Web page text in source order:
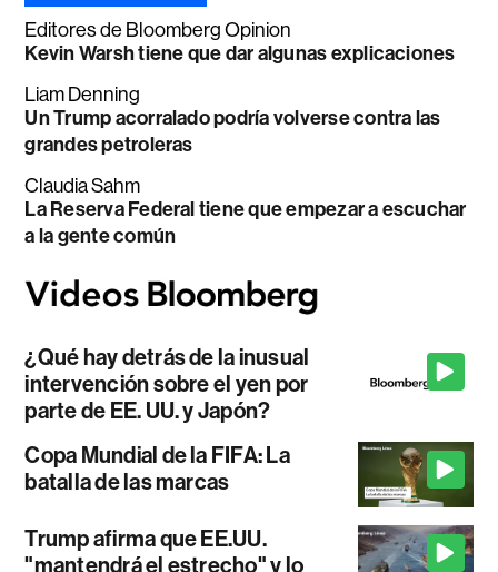
Editores de Bloomberg Opinion
Kevin Warsh tiene que dar algunas explicaciones
Liam Denning
Un Trump acorralado podría volverse contra las
grandes petroleras
Claudia Sahm
La Reserva Federal tiene que empezar a escuchar
a la gente común
¿Qué hay detrás de la inusual
intervención sobre el yen por
parte de EE. UU. y Japón?
Copa Mundial de la FIFA: La
batalla de las marcas
Trump afirma que EE.UU.
"mantendrá el estrecho" y lo